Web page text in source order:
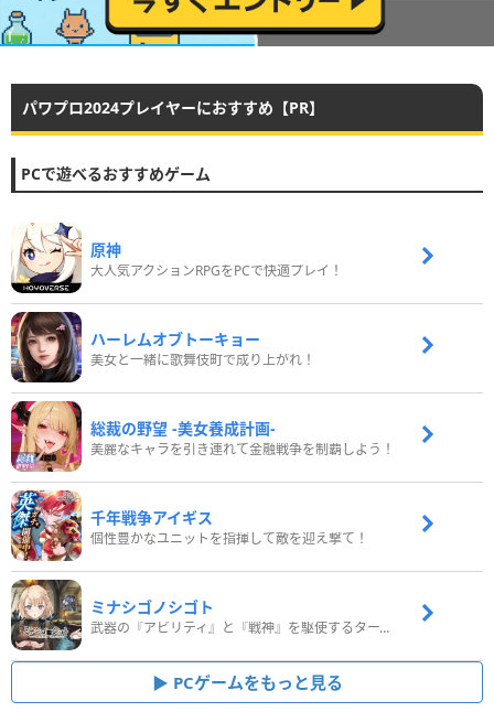
パワプロ2024プレイヤーにおすすめ【PR】
PCで遊べるおすすめゲーム
原神
大人気アクションRPGをPCで快適プレイ！
ハーレムオブトーキョー
美女と一緒に歌舞伎町で成り上がれ！
総裁の野望 -美女養成計画-
美麗なキャラを引き連れて金融戦争を制覇しよう！
千年戦争アイギス
個性豊かなユニットを指揮して敵を迎え撃て！
ミナシゴノシゴト
武器の『アビリティ』と『戦神』を駆使するターン制コマンドバトルRPG！
PCゲームをもっと見る